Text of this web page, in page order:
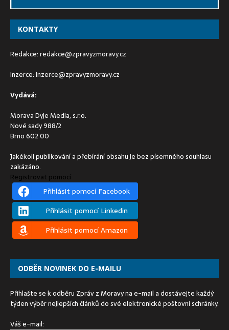
KONTAKTY
Redakce:redakce@zpravyzmoravy.cz
Inzerce:inzerce@zpravyzmoravy.cz
Vydává:
Morava Dyje Media, s.r.o.
Nové sady 988/2
Brno 602 00
Jakékoli publikování a přebírání obsahu je bez písemného souhlasu
zakázáno.
Registrovat pomocí
Přihlásit pomocí Facebook
Přihlásit pomocí Linkedin
Přihlásit pomocí Amazon
ODBĚR NOVINEK DO E-MAILU
Přihlašte se k odběru Zpráv z Moravy na e-mail a dostávejte každý
týden výběr nejlepších článků do své elektronické poštovní schránky.
Váš e-mail: